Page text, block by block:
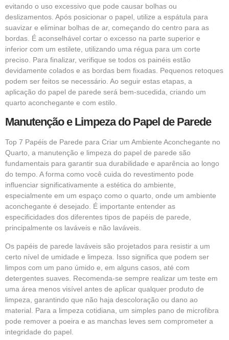
evitando o uso excessivo que pode causar bolhas ou
deslizamentos. Após posicionar o papel, utilize a espátula para
suavizar e eliminar bolhas de ar, começando do centro para as
bordas. É aconselhável cortar o excesso na parte superior e
inferior com um estilete, utilizando uma régua para um corte
preciso. Para finalizar, verifique se todos os painéis estão
devidamente colados e as bordas bem fixadas. Pequenos retoques
podem ser feitos se necessário. Ao seguir estas etapas, a
aplicação do papel de parede será bem-sucedida, criando um
quarto aconchegante e com estilo.
Manutenção e Limpeza do Papel de Parede
Top 7 Papéis de Parede para Criar um Ambiente Aconchegante no
Quarto, a manutenção e limpeza do papel de parede são
fundamentais para garantir sua durabilidade e aparência ao longo
do tempo. A forma como você cuida do revestimento pode
influenciar significativamente a estética do ambiente,
especialmente em um espaço como o quarto, onde um ambiente
aconchegante é desejado. É importante entender as
especificidades dos diferentes tipos de papéis de parede,
principalmente os laváveis e não laváveis.
Os papéis de parede laváveis são projetados para resistir a um
certo nível de umidade e limpeza. Isso significa que podem ser
limpos com um pano úmido e, em alguns casos, até com
detergentes suaves. Recomenda-se sempre realizar um teste em
uma área menos visível antes de aplicar qualquer produto de
limpeza, garantindo que não haja descoloração ou dano ao
material. Para a limpeza cotidiana, um simples pano de microfibra
pode remover a poeira e as manchas leves sem comprometer a
integridade do papel.